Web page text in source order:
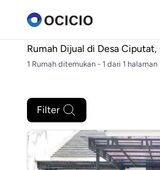
Rumah Dijual di Desa
1 Rumah ditemukan - 1 dari 1 halaman
Filter